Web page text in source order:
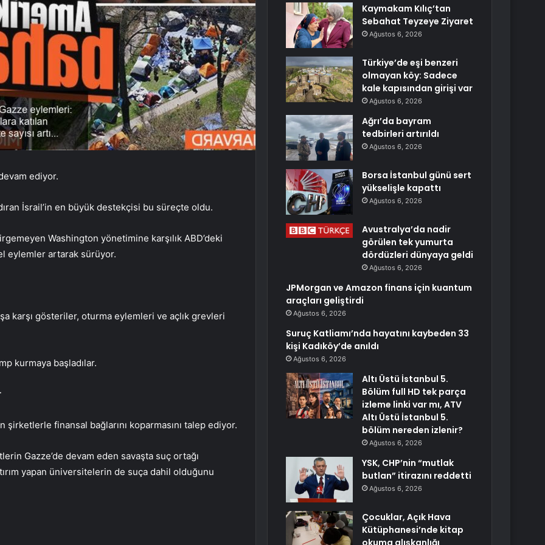
ediyor.
İsrail’in en büyük destekçisi bu süreçte oldu.
Washington yönetimine karşılık ABD’deki
eylemler artarak sürüyor.
karşı gösteriler, oturma eylemleri ve açlık grevleri
kurmaya başladılar.
finansal bağlarını koparmasını talep ediyor.
Gazze’de devam eden savaşta suç ortağı
yapan üniversitelerin de suça dahil olduğunu
Kaymakam Kılıç’tan
Sebahat Teyzeye Ziyaret
Ağustos 6, 2026
Türkiye’de eşi benzeri
olmayan köy: Sadece
kale kapısından girişi var
Ağustos 6, 2026
Ağrı’da bayram
tedbirleri artırıldı
Ağustos 6, 2026
Borsa İstanbul günü sert
yükselişle kapattı
Ağustos 6, 2026
Avustralya’da nadir
görülen tek yumurta
dördüzleri dünyaya geldi
Ağustos 6, 2026
JPMorgan ve Amazon finans için kuantum
araçları geliştirdi
Ağustos 6, 2026
Suruç Katliamı’nda hayatını kaybeden 33
kişi Kadıköy’de anıldı
Ağustos 6, 2026
Altı Üstü İstanbul 5.
Bölüm full HD tek parça
izleme linki var mı, ATV
Altı Üstü İstanbul 5.
bölüm nereden izlenir?
Ağustos 6, 2026
YSK, CHP’nin “mutlak
butlan” itirazını reddetti
Ağustos 6, 2026
Çocuklar, Açık Hava
Kütüphanesi’nde kitap
okuma alışkanlığı